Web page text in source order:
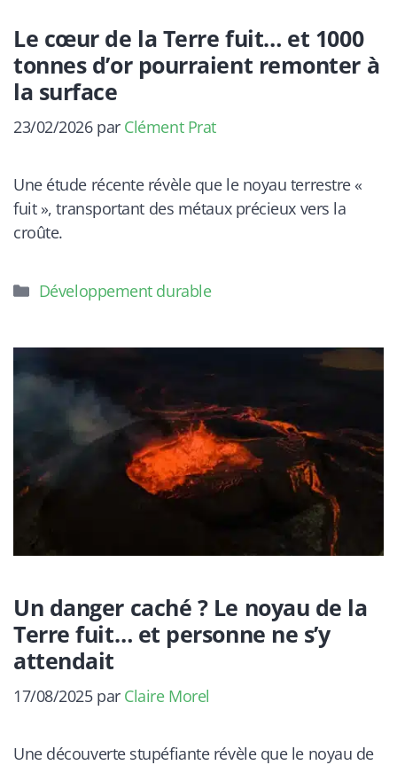
Le cœur de la Terre fuit… et 1000
tonnes d’or pourraient remonter à
la surface
23/02/2026 par Clément Prat
Une étude récente révèle que le noyau terrestre «
fuit », transportant des métaux précieux vers la
croûte.
Catégories
Développement durable
Un danger caché ? Le noyau de la
Terre fuit… et personne ne s’y
attendait
17/08/2025 par Claire Morel
Une découverte stupéfiante révèle que le noyau de